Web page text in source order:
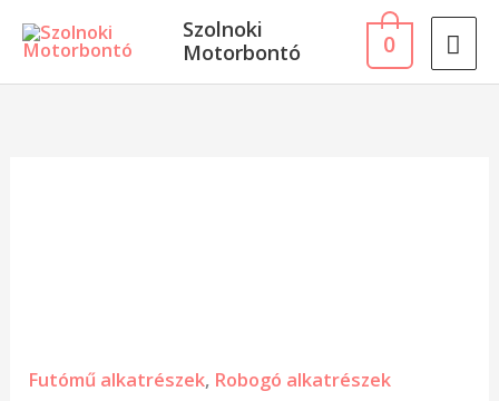
content
Szolnoki
Motorbontó
0
Futómű alkatrészek, Robogó alkatrészek